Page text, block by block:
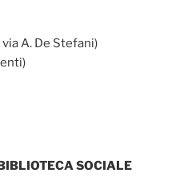
A. De Stefani)
SOCIALE